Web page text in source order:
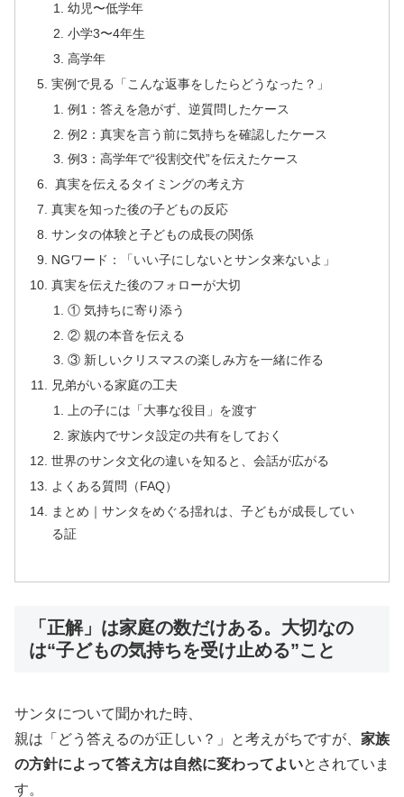
幼児〜低学年
小学3〜4年生
高学年
実例で見る「こんな返事をしたらどうなった？」
例1：答えを急がず、逆質問したケース
例2：真実を言う前に気持ちを確認したケース
例3：高学年で“役割交代”を伝えたケース
真実を伝えるタイミングの考え方
真実を知った後の子どもの反応
サンタの体験と子どもの成長の関係
NGワード：「いい子にしないとサンタ来ないよ」
真実を伝えた後のフォローが大切
① 気持ちに寄り添う
② 親の本音を伝える
③ 新しいクリスマスの楽しみ方を一緒に作る
兄弟がいる家庭の工夫
上の子には「大事な役目」を渡す
家族内でサンタ設定の共有をしておく
世界のサンタ文化の違いを知ると、会話が広がる
よくある質問（FAQ）
まとめ｜サンタをめぐる揺れは、子どもが成長してい
る証
「正解」は家庭の数だけある。大切なの
は“子どもの気持ちを受け止める”こと
サンタについて聞かれた時、
親は「どう答えるのが正しい？」と考えがちですが、 家族
の方針によって答え方は自然に変わってよいとされていま
す。